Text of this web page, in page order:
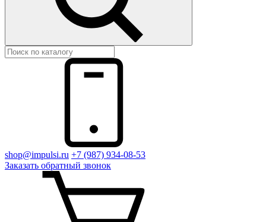
shop@impulsi.ru +7 (987) 934-08-53
Заказать обратный звонок